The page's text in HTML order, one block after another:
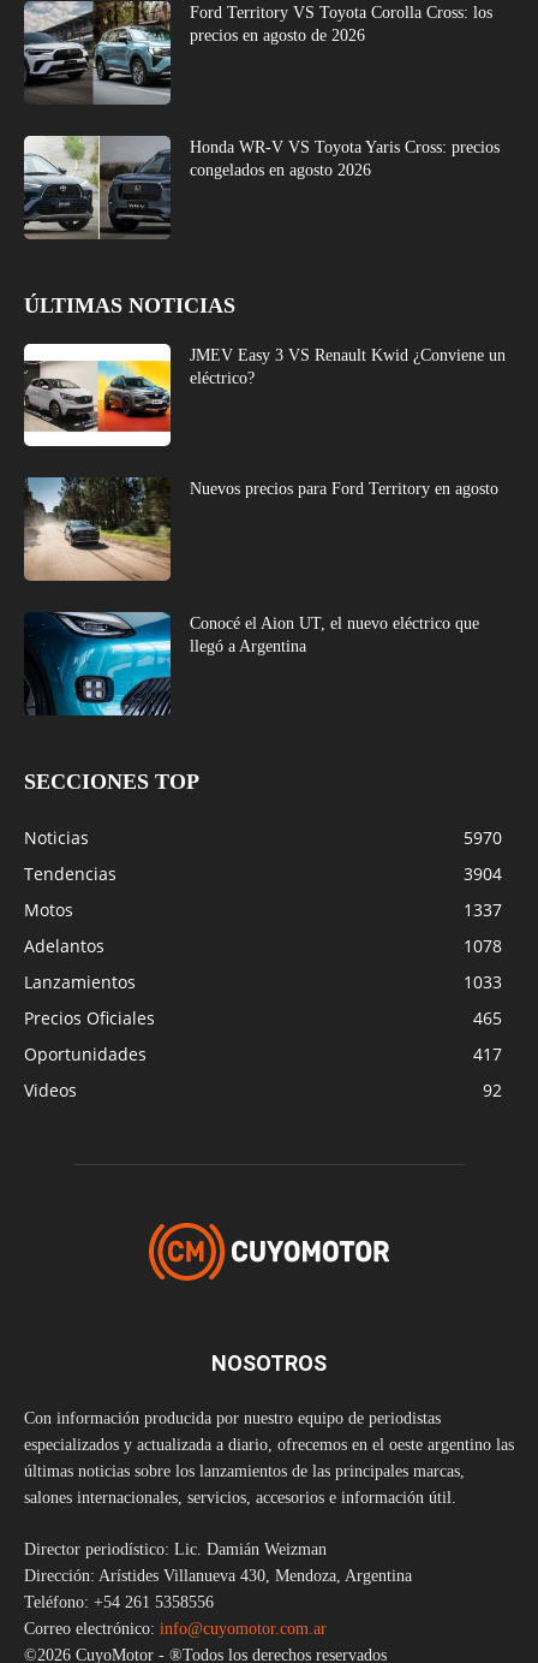
Ford Territory VS Toyota Corolla Cross: los
precios en agosto de 2026
Honda WR-V VS Toyota Yaris Cross: precios
congelados en agosto 2026
ÚLTIMAS NOTICIAS
JMEV Easy 3 VS Renault Kwid ¿Conviene un
eléctrico?
Nuevos precios para Ford Territory en agosto
Conocé el Aion UT, el nuevo eléctrico que
llegó a Argentina
SECCIONES TOP
Noticias
5970
Tendencias
3904
Motos
1337
Adelantos
1078
Lanzamientos
1033
Precios Oficiales
465
Oportunidades
417
Videos
92
NOSOTROS
Con información producida por nuestro equipo de periodistas
especializados y actualizada a diario, ofrecemos en el oeste argentino las
últimas noticias sobre los lanzamientos de las principales marcas,
salones internacionales, servicios, accesorios e información útil.
Director periodístico: Lic. Damián Weizman
Dirección: Arístides Villanueva 430, Mendoza, Argentina
Teléfono: +54 261 5358556
Correo electrónico: info@cuyomotor.com.ar
©2026 CuyoMotor - ®Todos los derechos reservados